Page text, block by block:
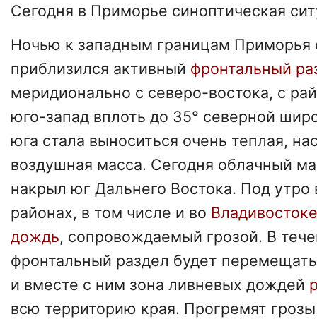
Сегодня в Приморье синоптическая
Ночью к западным границам Приморья
приблизился активный фронтальный
меридионально с северо-востока, с
юго-запад вплоть до 35° северной
юга стала выноситься очень теплая,
воздушная масса. Сегодня облачный
накрыл юг Дальнего Востока. Под
районах, в том числе и во Владивостоке
дождь, сопровождаемый грозой. В
фронтальный раздел будет
и вместе с ним зона ливневых дождей
всю территорию края. Прогремят